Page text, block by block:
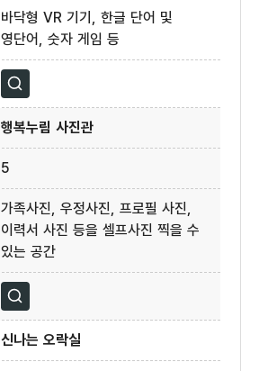
바닥형 VR 기기, 한글 단어 및
영단어, 숫자 게임 등
자세히보기
행복누림 사진관
5
가족사진, 우정사진, 프로필 사진,
이력서 사진 등을 셀프사진 찍을 수
있는 공간
자세히보기
신나는 오락실